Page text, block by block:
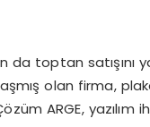
da toptan satışını
olan firma,
ARGE, yazılım